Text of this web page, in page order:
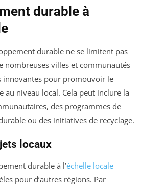
durable à
durable ne se limitent pas
nombreuses villes et communautés
innovantes pour promouvoir le
au niveau local. Cela peut inclure la
des programmes de
ou des initiatives de recyclage.
locaux
durable à l’échelle locale
pour d’autres régions. Par